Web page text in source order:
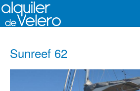
Sunreef 62